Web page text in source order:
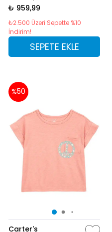
₺ 959,99
₺2.500 Üzeri Sepette %10
İndirim!
SEPETE EKLE
%50
Carter's